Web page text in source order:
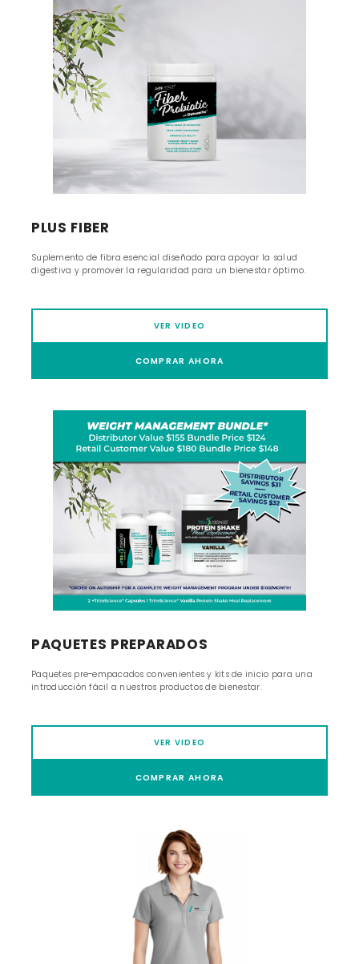
PLUS FIBER
Suplemento de fibra esencial diseñado para apoyar la salud
digestiva y promover la regularidad para un bienestar óptimo.
VER VIDEO
COMPRAR AHORA
PAQUETES PREPARADOS
Paquetes pre-empacados convenientes y kits de inicio para una
introducción fácil a nuestros productos de bienestar.
VER VIDEO
COMPRAR AHORA